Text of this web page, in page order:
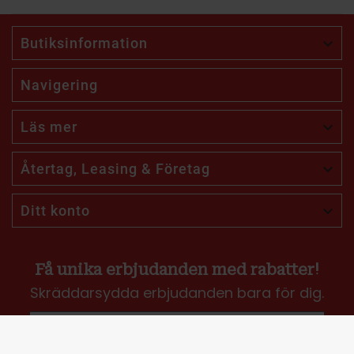
Butiksinformation 
Navigering
Läs mer 
Återtag, Leasing & Företag 
Ditt konto 
Få unika erbjudanden med rabatter!
Skräddarsydda erbjudanden bara för dig.